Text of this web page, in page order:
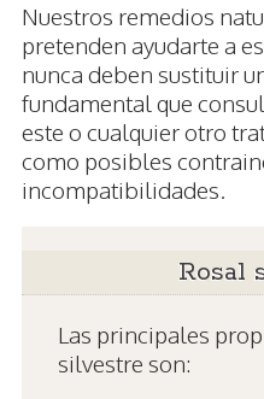
Nuestros remedios
pretenden ayudarte a
nunca deben sustituir
fundamental que
este o cualquier otro
como posibles
incompatibilidades.
Rosal
Las principales
silvestre son: